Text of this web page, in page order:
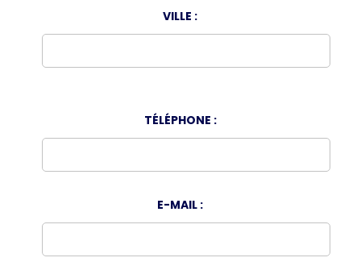
VILLE :
TÉLÉPHONE :
E-MAIL :